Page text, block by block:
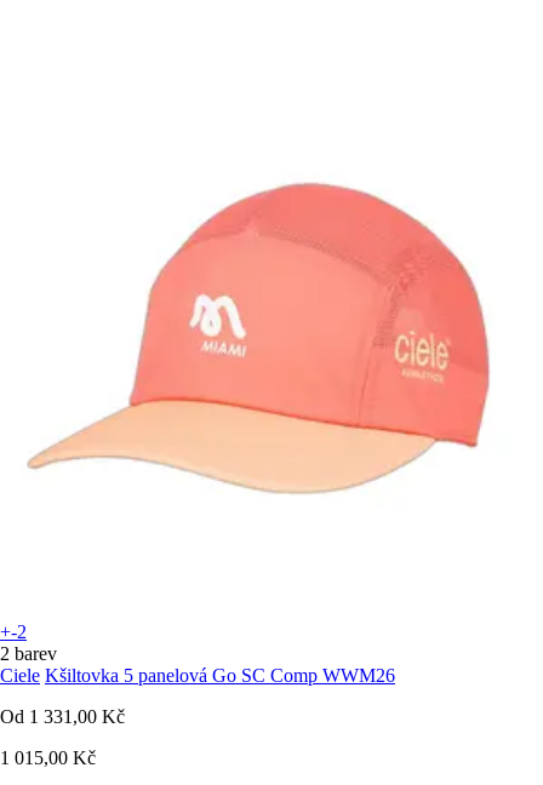
+-2
2 barev
Ciele Kšiltovka 5 panelová Go SC Comp WWM26
Od 1 331,00 Kč
1 015,00 Kč